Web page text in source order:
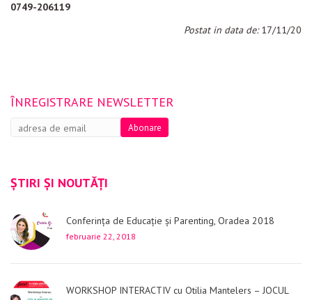
0749-206119
Postat in data de:17/11/20
ÎNREGISTRARE NEWSLETTER
ȘTIRI ȘI NOUTĂȚI
Conferința de Educație și Parenting, Oradea 2018
februarie 22, 2018
WORKSHOP INTERACTIV cu Otilia Mantelers – JOCUL